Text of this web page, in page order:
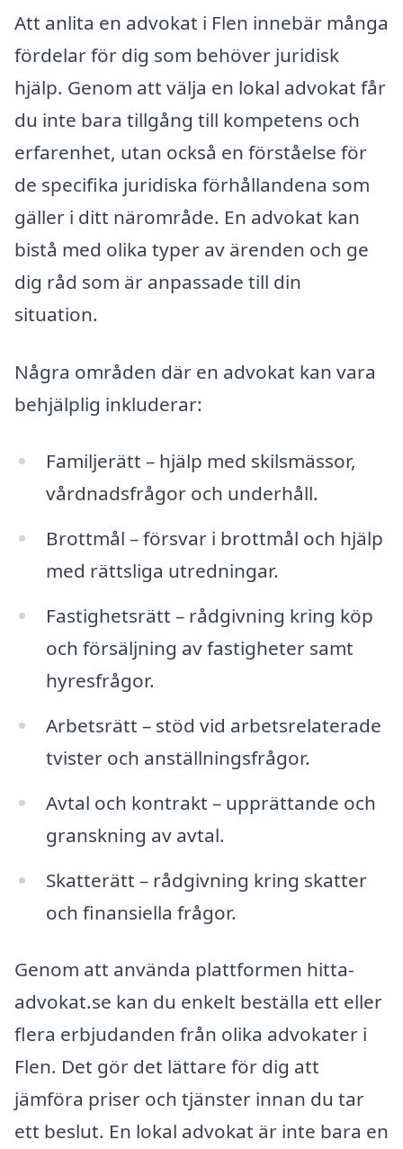
Att anlita en advokat i Flen innebär många
fördelar för dig som behöver juridisk
hjälp. Genom att välja en lokal advokat får
du inte bara tillgång till kompetens och
erfarenhet, utan också en förståelse för
de specifika juridiska förhållandena som
gäller i ditt närområde. En advokat kan
bistå med olika typer av ärenden och ge
dig råd som är anpassade till din
situation.
Några områden där en advokat kan vara
behjälplig inkluderar:
Familjerätt – hjälp med skilsmässor,
vårdnadsfrågor och underhåll.
Brottmål – försvar i brottmål och hjälp
med rättsliga utredningar.
Fastighetsrätt – rådgivning kring köp
och försäljning av fastigheter samt
hyresfrågor.
Arbetsrätt – stöd vid arbetsrelaterade
tvister och anställningsfrågor.
Avtal och kontrakt – upprättande och
granskning av avtal.
Skatterätt – rådgivning kring skatter
och finansiella frågor.
Genom att använda plattformen hitta-
advokat.se kan du enkelt beställa ett eller
flera erbjudanden från olika advokater i
Flen. Det gör det lättare för dig att
jämföra priser och tjänster innan du tar
ett beslut. En lokal advokat är inte bara en